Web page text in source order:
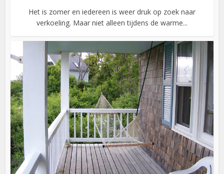
Het is zomer en iedereen is weer druk op zoek naar
verkoeling. Maar niet alleen tijdens de warme...